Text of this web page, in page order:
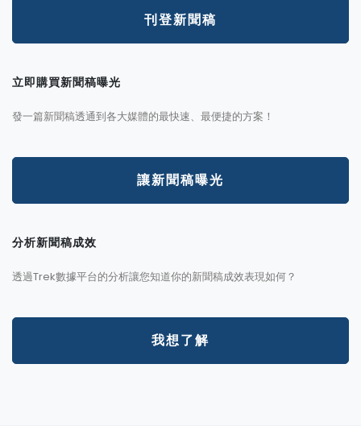
刊登新聞稿
立即購買新聞稿曝光
發一篇新聞稿透通到各大媒體的最快速、最便捷的方案！
讓新聞稿曝光
分析新聞稿成效
透過Trek數據平台的分析讓您知道你的新聞稿成效表現如何？
我想了解